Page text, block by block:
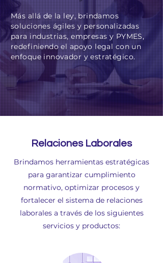
Más allá de la ley, brindamos
soluciones ágiles y personalizadas
para industrias, empresas y PYMES,
redefiniendo el apoyo legal con un
enfoque innovador y estratégico.
Relaciones Laborales
Brindamos herramientas estratégicas
para garantizar cumplimiento
normativo, optimizar procesos y
fortalecer el sistema de relaciones
laborales a través de los siguientes
servicios y productos: